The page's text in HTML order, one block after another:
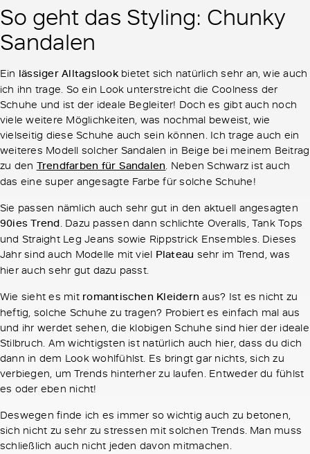
So geht das Styling: Chunky
Sandalen
Ein lässiger Alltagslookbietet sich natürlich sehr an, wie auch
ich ihn trage. So ein Look unterstreicht die Coolness der
Schuhe und ist der ideale Begleiter! Doch es gibt auch noch
viele weitere Möglichkeiten, was nochmal beweist, wie
vielseitig diese Schuhe auch sein können. Ich trage auch ein
weiteres Modell solcher Sandalen in Beige bei meinem Beitrag
zu den Trendfarben für Sandalen. Neben Schwarz ist auch
das eine super angesagte Farbe für solche Schuhe!
Sie passen nämlich auch sehr gut in den aktuell angesagten
90ies Trend. Dazu passen dann schlichte Overalls, Tank Tops
und Straight Leg Jeans sowie Rippstrick Ensembles. Dieses
Jahr sind auch Modelle mit viel Plateau sehr im Trend, was
hier auch sehr gut dazu passt.
Wie sieht es mit romantischen Kleidern aus? Ist es nicht zu
heftig, solche Schuhe zu tragen? Probiert es einfach mal aus
und ihr werdet sehen, die klobigen Schuhe sind hier der ideale
Stilbruch. Am wichtigsten ist natürlich auch hier, dass du dich
dann in dem Look wohlfühlst. Es bringt gar nichts, sich zu
verbiegen, um Trends hinterher zu laufen. Entweder du fühlst
es oder eben nicht!
Deswegen finde ich es immer so wichtig auch zu betonen,
sich nicht zu sehr zu stressen mit solchen Trends. Man muss
schließlich auch nicht jeden davon mitmachen.